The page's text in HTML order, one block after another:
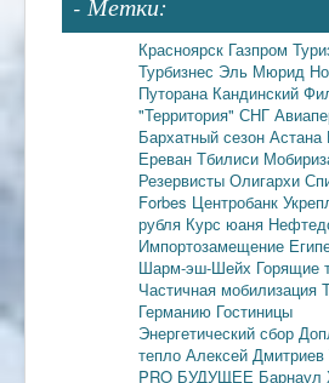
- Метки:
Красноярск Газпром
Турбизнес Эль Мюрид
Путорана Кандинский
"Территория" СНГ
Бархатный сезон Астана
Ереван Тбилиси
Резервисты Олигархи
Forbes Центробанк
рубля Курс юаня
Импортозамещение
Шарм-эш-Шейх Горящие
Частичная мобилизация
Германию Гостиницы
Энергетический сбор
тепло Алексей Дмитриев
PRO БУДУЩЕЕ Барнаул